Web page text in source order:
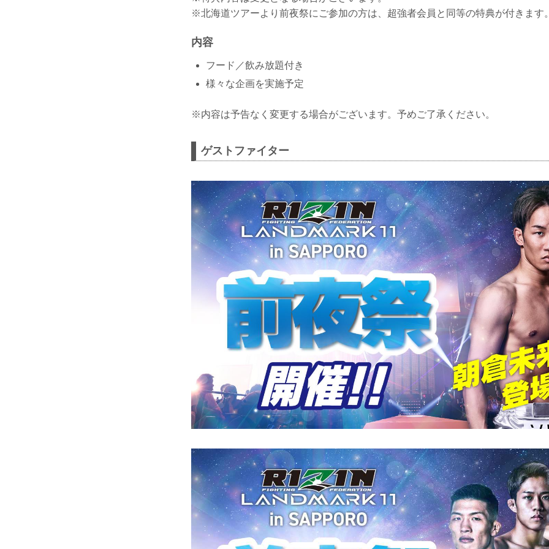
※北海道ツアーより前夜祭にご参加の方は、超強者会員と同等の特典が付きます
内容
フード／飲み放題付き
様々な企画を実施予定
※内容は予告なく変更する場合がございます。予めご了承ください。
ゲストファイター